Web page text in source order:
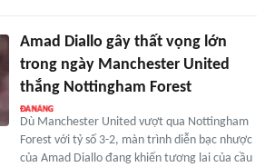
Amad Diallo gây thất vọng lớn
trong ngày Manchester United
thắng Nottingham Forest
Dù Manchester United vượt qua Nottingham
Forest với tỷ số 3-2, màn trình diễn bạc nhược
của Amad Diallo đang khiến tương lai của cầu